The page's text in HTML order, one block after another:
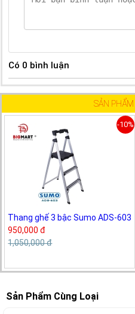
Có 0 bình luận
SẢN PHẨM
-10%
Thang ghế 3 bậc Sumo ADS-603
950,000 đ
1,050,000 đ
Sản Phẩm Cùng Loại